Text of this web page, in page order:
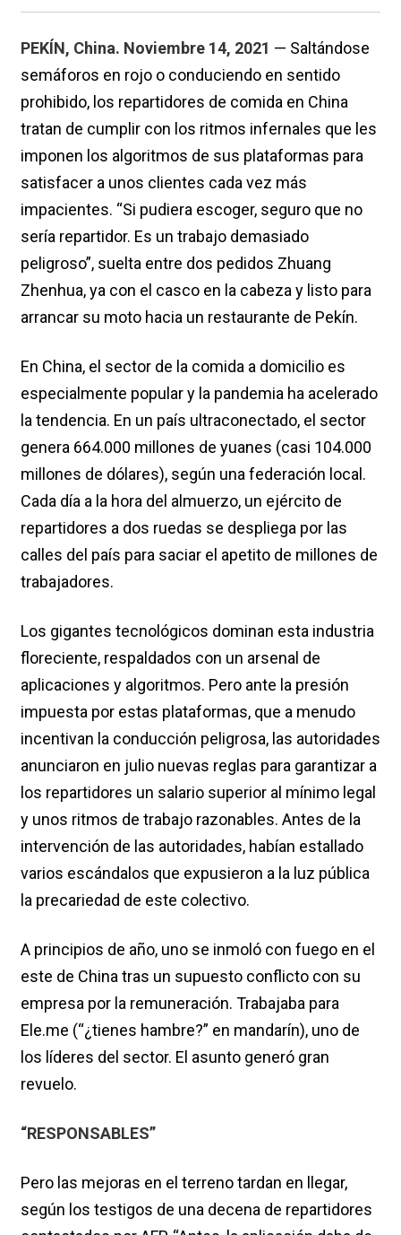
PEKÍN, China. Noviembre 14, 2021 — Saltándose
semáforos en rojo o conduciendo en sentido
prohibido, los repartidores de comida en China
tratan de cumplir con los ritmos infernales que les
imponen los algoritmos de sus plataformas para
satisfacer a unos clientes cada vez más
impacientes. “Si pudiera escoger, seguro que no
sería repartidor. Es un trabajo demasiado
peligroso”, suelta entre dos pedidos Zhuang
Zhenhua, ya con el casco en la cabeza y listo para
arrancar su moto hacia un restaurante de Pekín.
En China, el sector de la comida a domicilio es
especialmente popular y la pandemia ha acelerado
la tendencia. En un país ultraconectado, el sector
genera 664.000 millones de yuanes (casi 104.000
millones de dólares), según una federación local.
Cada día a la hora del almuerzo, un ejército de
repartidores a dos ruedas se despliega por las
calles del país para saciar el apetito de millones de
trabajadores.
Los gigantes tecnológicos dominan esta industria
floreciente, respaldados con un arsenal de
aplicaciones y algoritmos. Pero ante la presión
impuesta por estas plataformas, que a menudo
incentivan la conducción peligrosa, las autoridades
anunciaron en julio nuevas reglas para garantizar a
los repartidores un salario superior al mínimo legal
y unos ritmos de trabajo razonables. Antes de la
intervención de las autoridades, habían estallado
varios escándalos que expusieron a la luz pública
la precariedad de este colectivo.
A principios de año, uno se inmoló con fuego en el
este de China tras un supuesto conflicto con su
empresa por la remuneración. Trabajaba para
Ele.me (“¿tienes hambre?” en mandarín), uno de
los líderes del sector. El asunto generó gran
revuelo.
“RESPONSABLES”
Pero las mejoras en el terreno tardan en llegar,
según los testigos de una decena de repartidores